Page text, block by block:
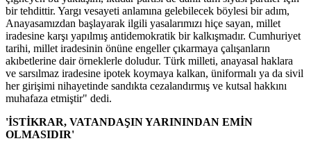
bir tehdittir. Yargı vesayeti anlamına gelebilecek böylesi bir adım,
Anayasamızdan başlayarak ilgili yasalarımızı hiçe sayan, millet
iradesine karşı yapılmış antidemokratik bir kalkışmadır. Cumhuriyet
tarihi, millet iradesinin önüne engeller çıkarmaya çalışanların
akıbetlerine dair örneklerle doludur. Türk milleti, anayasal haklara
ve sarsılmaz iradesine ipotek koymaya kalkan, üniformalı ya da sivil
her girişimi nihayetinde sandıkta cezalandırmış ve kutsal hakkını
muhafaza etmiştir" dedi.
'İSTİKRAR, VATANDAŞIN YARININDAN EMİN
OLMASIDIR'